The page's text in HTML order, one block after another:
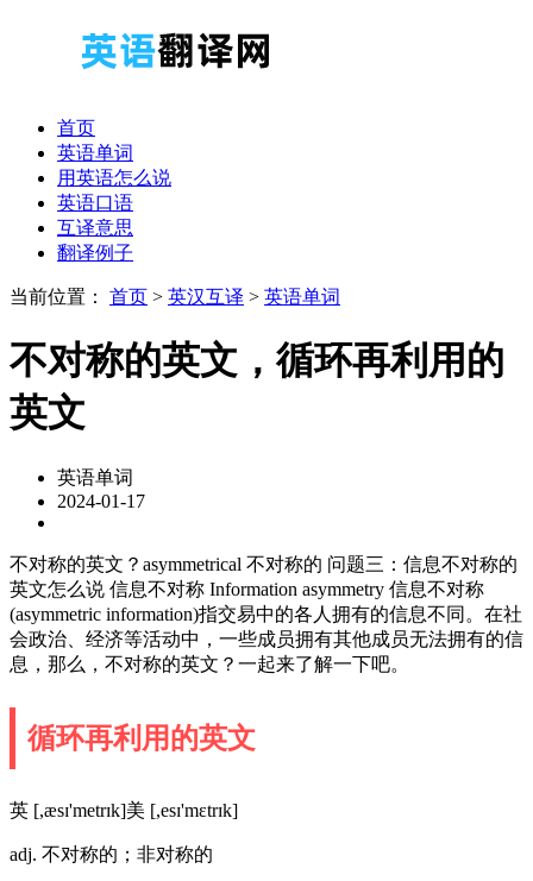
首页
英语单词
用英语怎么说
英语口语
互译意思
翻译例子
当前位置： 首页 > 英汉互译 > 英语单词
不对称的英文，循环再利用的
英文
英语单词
2024-01-17
不对称的英文？asymmetrical 不对称的 问题三：信息不对称的
英文怎么说 信息不对称 Information asymmetry 信息不对称
(asymmetric information)指交易中的各人拥有的信息不同。在社
会政治、经济等活动中，一些成员拥有其他成员无法拥有的信
息，那么，不对称的英文？一起来了解一下吧。
循环再利用的英文
英 [,æsɪ'metrɪk]美 [,esɪ'mɛtrɪk]
adj. 不对称的；非对称的